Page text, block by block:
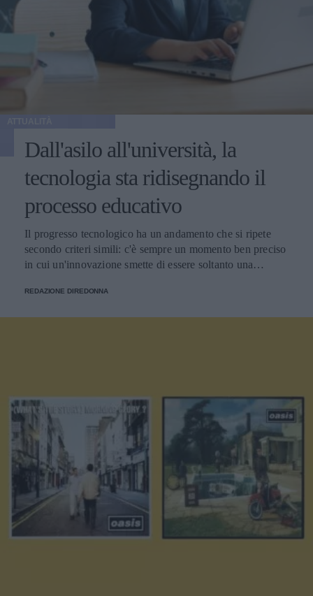
Dall'asilo all'università, la
tecnologia sta ridisegnando il
processo educativo
Il progresso tecnologico ha un andamento che si ripete
secondo criteri simili: c'è sempre un momento ben preciso
in cui un'innovazione smette di essere soltanto una
REDAZIONE DIREDONNA